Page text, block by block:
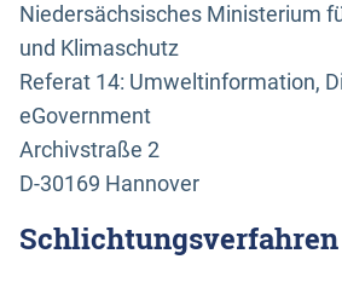
Niedersächsisches Ministerium
und Klimaschutz
Referat 14: Umweltinformation,
eGovernment
Archivstraße 2
D-30169 Hannover
Schlichtungsverfahren